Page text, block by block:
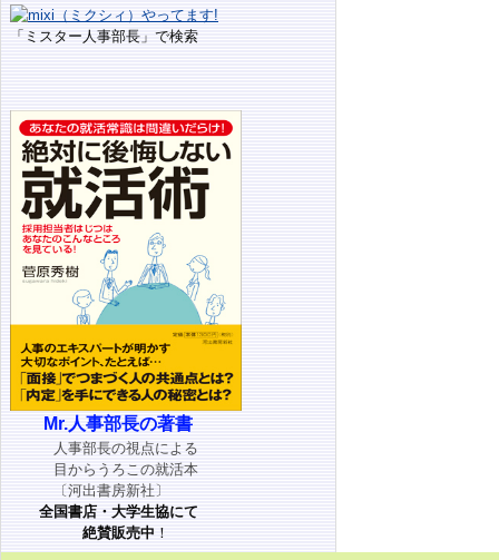
「ミスター人事部長」で検索
Mr.人事部長の著書
人事部長の視点による
目からうろこの就活本
〔河出書房新社〕
全国書店・大学生協にて
絶賛販売中 ！